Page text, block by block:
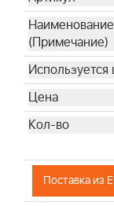
Поставка из